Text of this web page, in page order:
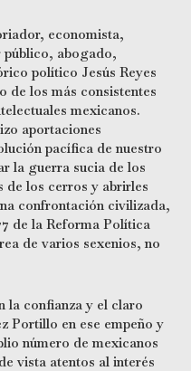
economista,
abogado,
político Jesús Reyes
de los más consistentes
mexicanos.
aportaciones
pacífica de nuestro
la guerra sucia de los
de los cerros y abrirles
confrontación civilizada,
de la Reforma Política
de varios sexenios, no
la confianza y el claro
Portillo en ese empeño y
número de mexicanos
vista atentos al interés